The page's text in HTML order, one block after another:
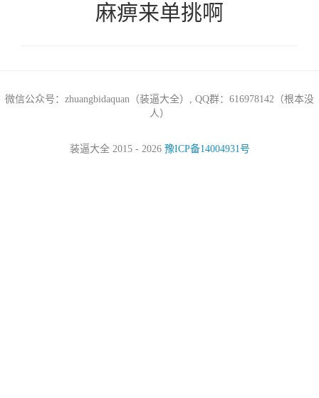
麻痹来单挑啊
微信公众号：zhuangbidaquan（装逼大全）, QQ群：616978142（根本没
人）
装逼大全 2015 - 2026 豫ICP备14004931号